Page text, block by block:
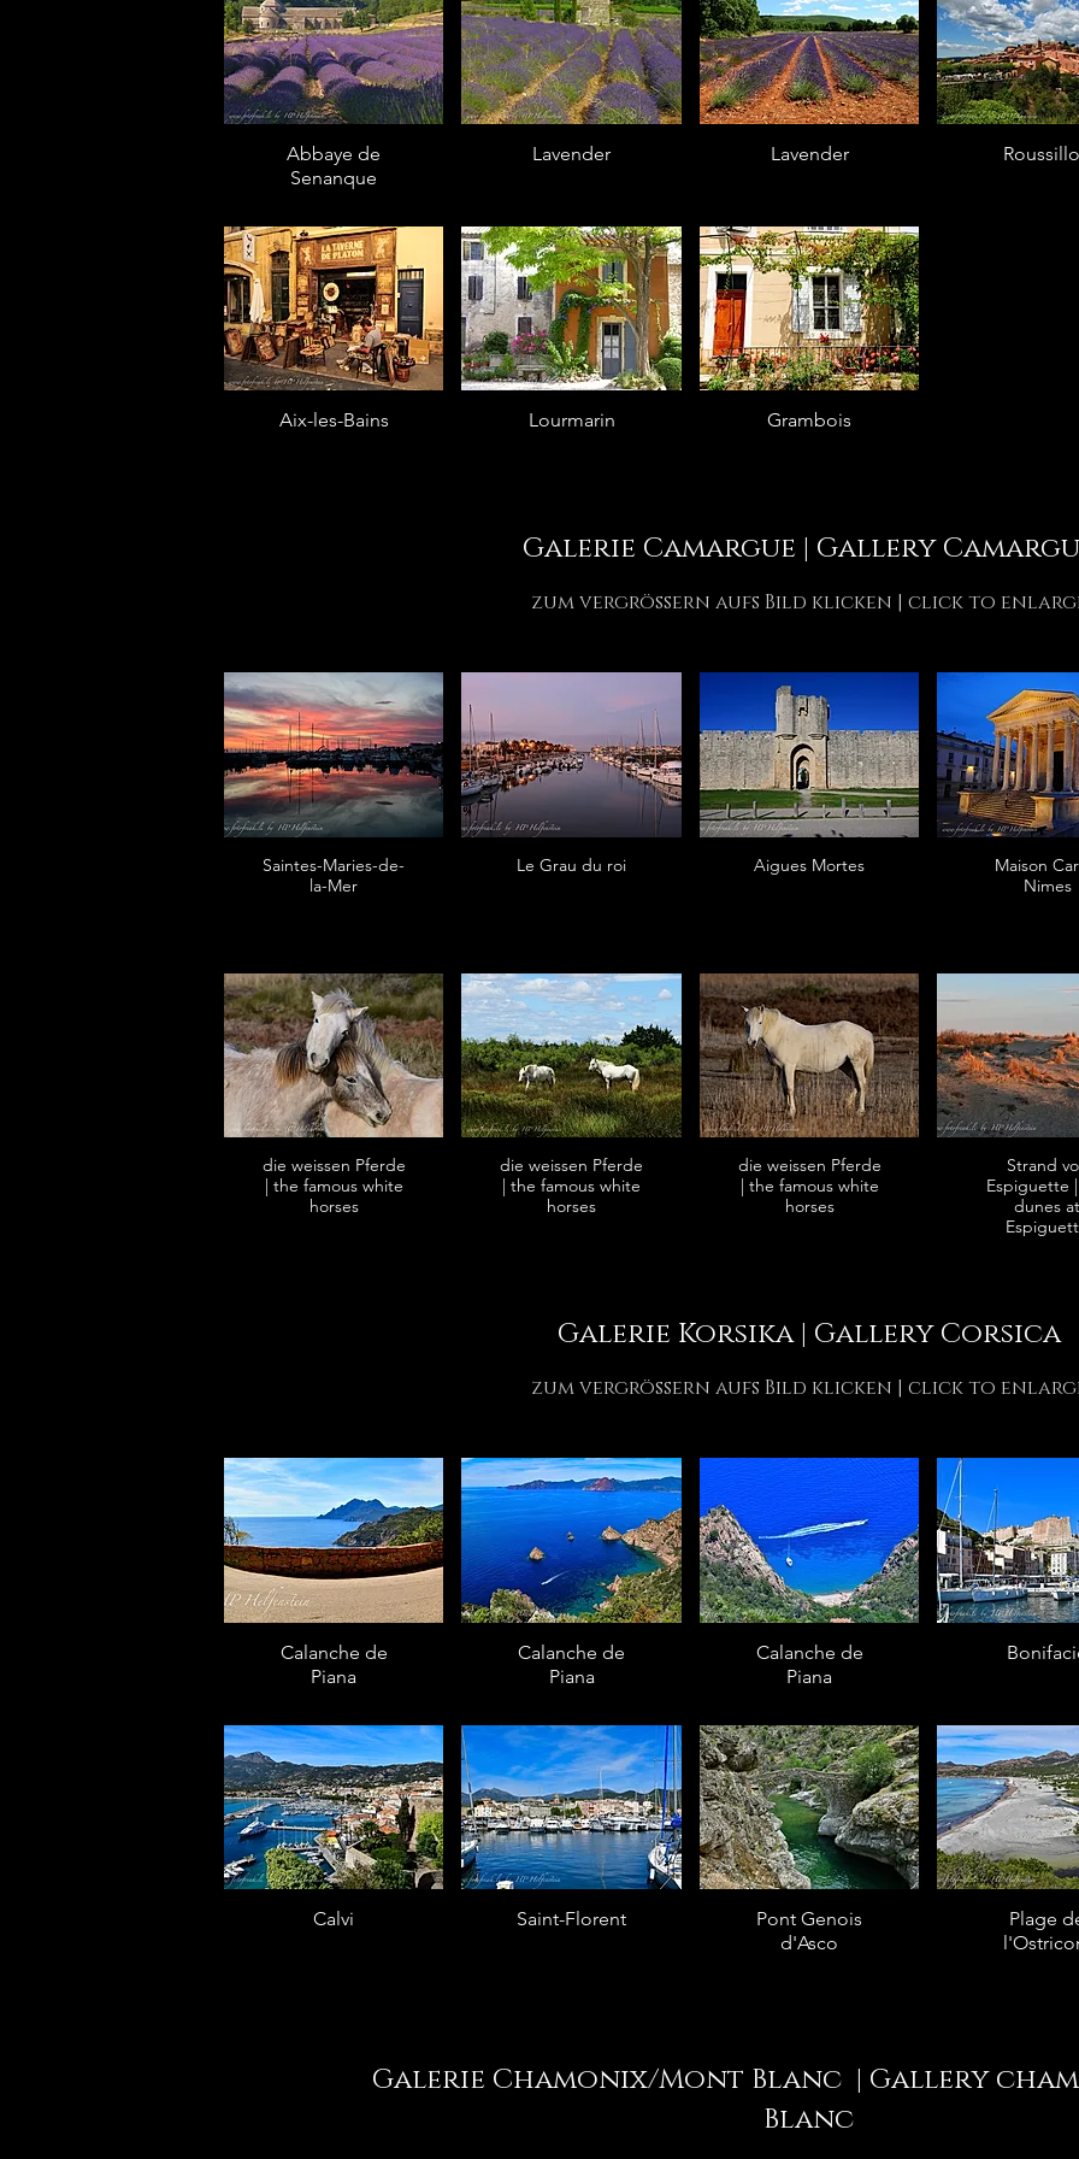
Abbaye de
Senanque
Lavender Lavender
Aix-les-Bains Lourmarin Grambois
Galerie Camargue | Gallery
zum vergrössern aufs Bild klicken | click to
Saintes-Maries-de-
la-Mer
Le Grau du roi Aigues Mortes
Maison
Nimes
die weissen Pferde
| the famous white
horses
die weissen Pferde
| the famous white
horses
die weissen Pferde
| the famous white
horses
Strand
Espiguette
dunes at
Galerie Korsika | Gallery Corsica
zum vergrössern aufs Bild klicken | click to
Calanche de
Piana
Calanche de
Piana
Calanche de
Piana
Calvi Saint-Florent
Pont Genois
d'Asco
Plage
Galerie Chamonix/Mont Blanc | Gallery
Blanc